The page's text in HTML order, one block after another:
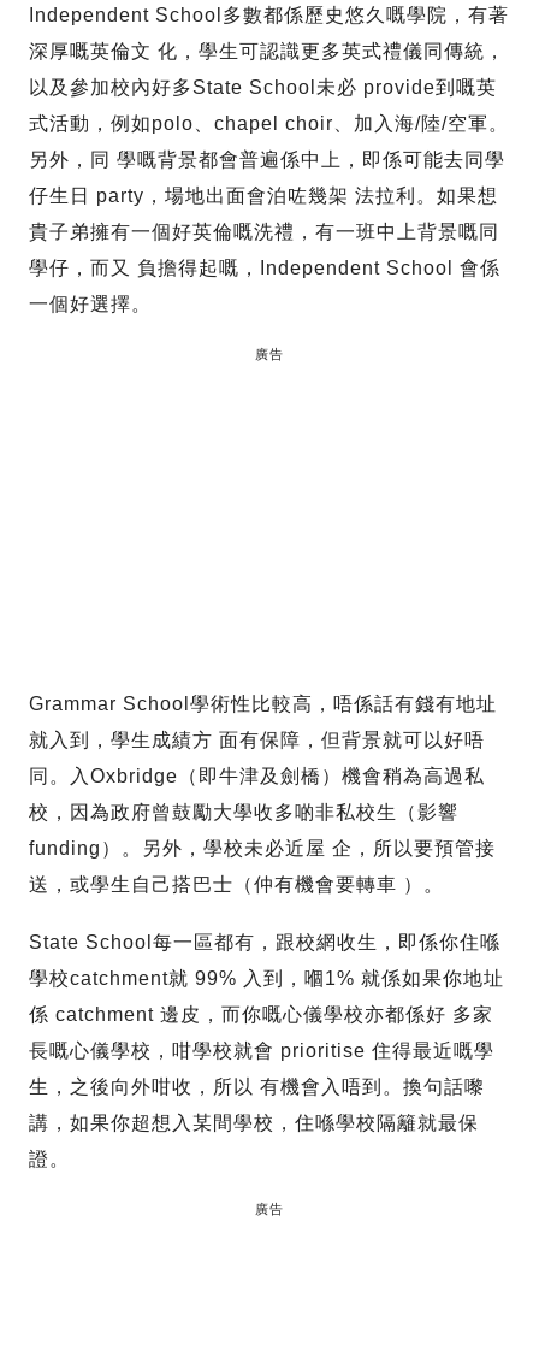
Independent School多數都係歷史悠久嘅學院，有著
深厚嘅英倫文 化，學生可認識更多英式禮儀同傳統，
以及參加校內好多State School未必 provide到嘅英
式活動，例如polo、chapel choir、加入海/陸/空軍。
另外，同 學嘅背景都會普遍係中上，即係可能去同學
仔生日 party，場地出面會泊咗幾架 法拉利。如果想
貴子弟擁有一個好英倫嘅洗禮，有一班中上背景嘅同
學仔，而又 負擔得起嘅，Independent School 會係
一個好選擇。
廣告
Grammar School學術性比較高，唔係話有錢有地址
就入到，學生成績方 面有保障，但背景就可以好唔
同。入Oxbridge（即牛津及劍橋）機會稍為高過私
校，因為政府曾鼓勵大學收多啲非私校生（影響
funding）。另外，學校未必近屋 企，所以要預管接
送，或學生自己搭巴士（仲有機會要轉車 ）。
State School每一區都有，跟校網收生，即係你住喺
學校catchment就 99% 入到，嗰1% 就係如果你地址
係 catchment 邊皮，而你嘅心儀學校亦都係好 多家
長嘅心儀學校，咁學校就會 prioritise 住得最近嘅學
生，之後向外咁收，所以 有機會入唔到。換句話嚟
講，如果你超想入某間學校，住喺學校隔籬就最保
證。
廣告